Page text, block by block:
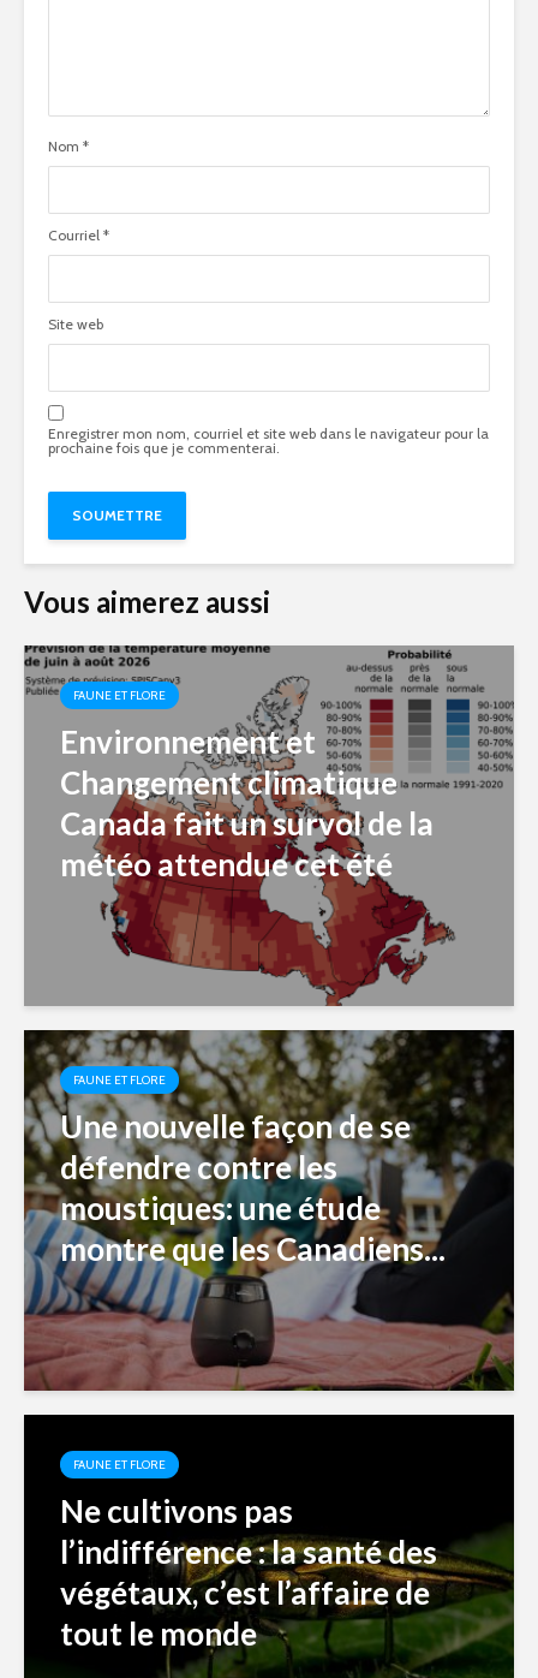
Nom *
Courriel *
Site web
Enregistrer mon nom, courriel et site web dans le navigateur pour la
prochaine fois que je commenterai.
Vous aimerez aussi
FAUNE ET FLORE
Environnement et
Changement climatique
Canada fait un survol de la
météo attendue cet été
FAUNE ET FLORE
Une nouvelle façon de se
défendre contre les
moustiques: une étude
montre que les Canadiens...
FAUNE ET FLORE
Ne cultivons pas
l’indifférence : la santé des
végétaux, c’est l’affaire de
tout le monde